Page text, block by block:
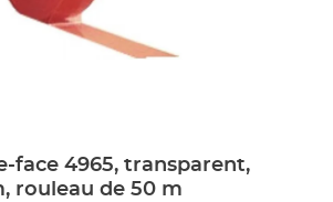
face 4965, transparent,
rouleau de 50 m